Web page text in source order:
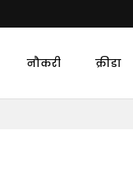
नौकरी क्रीडा